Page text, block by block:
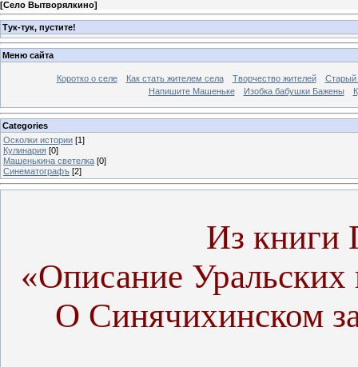
[Село Вытворялкино]
Тук-тук, пустите!
Меню сайта
Коротко о селе Как стать жителем села Творчество жителей
Старый
Напишите Машеньке
Изобка бабушки Бажены
Categories
Осколки истории [1]
Кулинария [0]
Машенькина светелка [0]
Синематографъ [2]
Из книги
«Описание
О Синячихинском